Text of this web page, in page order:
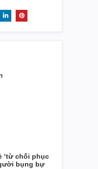
‘từ chối phục
bụng bự